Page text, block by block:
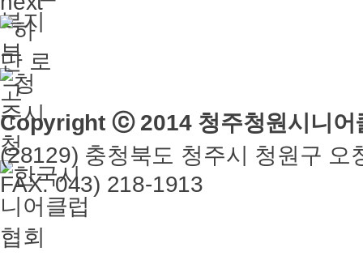
Copyright ⓒ 2014 청주청원시니
(28129) 충청북도 청주시 청원구
FAX. 043) 218-1913